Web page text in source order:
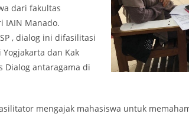
dari fakultas
IAIN Manado.
, dialog ini difasilitasi
dan Kak
Dialog antaragama di
mengajak mahasiswa untuk